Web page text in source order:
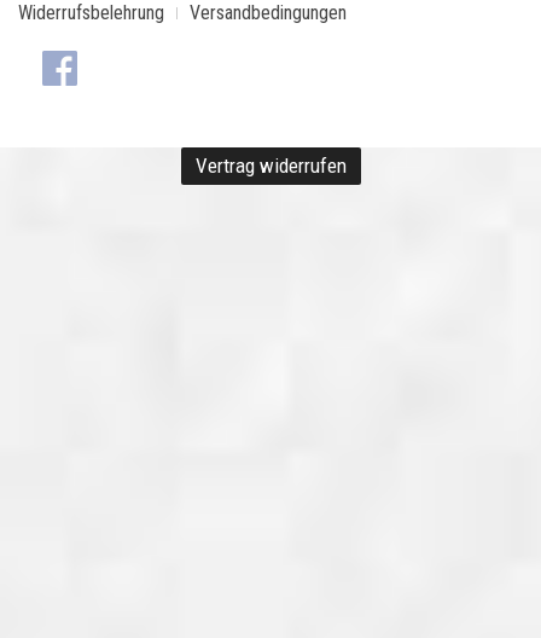
Widerrufsbelehrung
Versandbedingungen
Vertrag widerrufen